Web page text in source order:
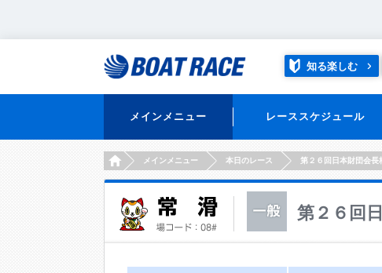
知る楽しむ
メインメニュー レーススケジュール
HOMEメインメニュー 本日のレース 第２６回日本財団会長
第２６回